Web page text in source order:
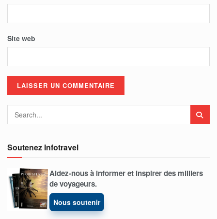
Site web
Soutenez Infotravel
Aidez-nous à informer et inspirer des milliers
de voyageurs.
Nous soutenir